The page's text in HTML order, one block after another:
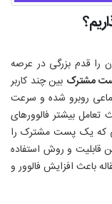
را قدم بزرگی در عرصه
مشترک بین چند کاربر
روبرو شده و سرعت
تعامل بیشتر فالوورهای
که یک پست مشترک را
قابلیت و روش استفاده
باعث افزایش فالوور و